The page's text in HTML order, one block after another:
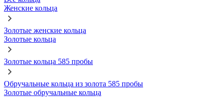
Женские кольца
Золотые женские кольца
Золотые кольца
Золотые кольца 585 пробы
Обручальные кольца из золота 585 пробы
Золотые обручальные кольца